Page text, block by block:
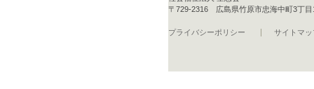
〒729-2316 広島県竹原市忠海中町3丁
プライバシーポリシー サイトマッ